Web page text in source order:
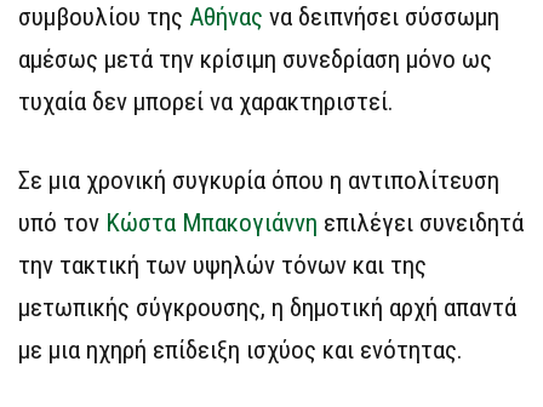
συμβουλίου της Αθήνας να δειπνήσει σύσσωμη
αμέσως μετά την κρίσιμη συνεδρίαση μόνο ως
τυχαία δεν μπορεί να χαρακτηριστεί.
Σε μια χρονική συγκυρία όπου η αντιπολίτευση
υπό τον Κώστα Μπακογιάννη επιλέγει συνειδητά
την τακτική των υψηλών τόνων και της
μετωπικής σύγκρουσης, η δημοτική αρχή απαντά
με μια ηχηρή επίδειξη ισχύος και ενότητας.